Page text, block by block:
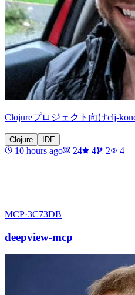
Clojureプロジェクト向けclj-
Clojure IDE
10 hours ago 24 4 2 4
MCP·3C73DB
deepview-mcp